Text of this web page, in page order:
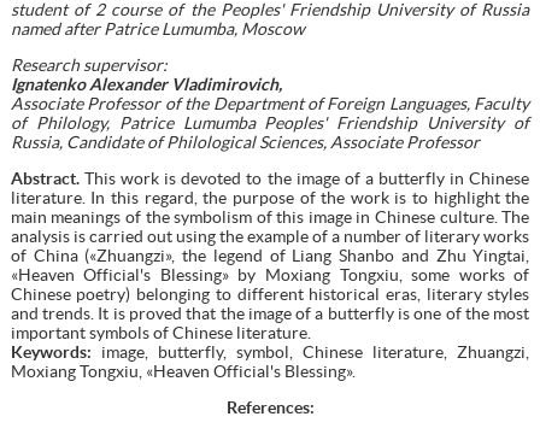
student of 2 course of the Peoples' Friendship University of Russia
named after Patrice Lumumba, Moscow
Research supervisor:
Ignatenko Alexander Vladimirovich,
Associate Professor of the Department of Foreign Languages, Faculty
of Philology, Patrice Lumumba Peoples' Friendship University of
Russia, Candidate of Philological Sciences, Associate Professor
Abstract. This work is devoted to the image of a butterfly in Chinese
literature. In this regard, the purpose of the work is to highlight the
main meanings of the symbolism of this image in Chinese culture. The
analysis is carried out using the example of a number of literary works
of China («Zhuangzi», the legend of Liang Shanbo and Zhu Yingtai,
«Heaven Official's Blessing» by Moxiang Tongxiu, some works of
Chinese poetry) belonging to different historical eras, literary styles
and trends. It is proved that the image of a butterfly is one of the most
important symbols of Chinese literature.
Keywords: image, butterfly, symbol, Chinese literature, Zhuangzi,
Moxiang Tongxiu, «Heaven Official's Blessing».
References: